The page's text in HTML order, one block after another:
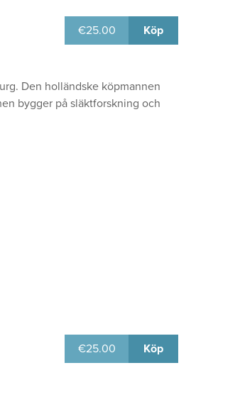
€25.00 Köp
Den holländske köpmannen
bygger på släktforskning och
€25.00 Köp